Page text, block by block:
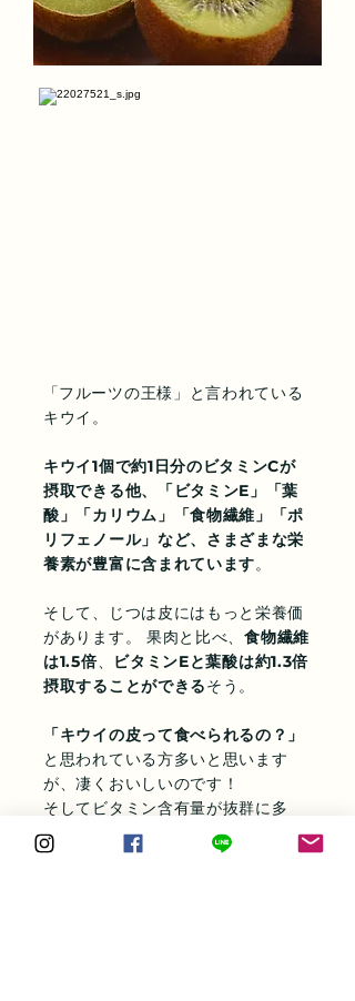
「フルーツの王様」と言われている
キウイ。
キウイ1個で約1日分のビタミンCが
摂取できる他、「ビタミンE」「葉
酸」「カリウム」「食物繊維」「ポ
リフェノール」など、さまざまな栄
養素が豊富に含まれています。
そして、じつは皮にはもっと栄養価
があります。 果肉と比べ、食物繊維
は1.5倍、 ビタミンEと葉酸は約1.3倍
摂取することができるそう。
「キウイの皮って食べられるの？」
と思われている方多いと思います
が、凄くおいしいのです！
そしてビタミン含有量が抜群に多
く、美肌作りや免疫力アップにバッ
チリなキウイは冬のお守りになりま